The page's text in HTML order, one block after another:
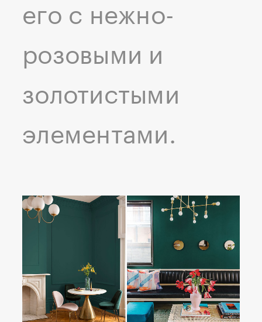
его с нежно-
розовыми и
золотистыми
элементами.